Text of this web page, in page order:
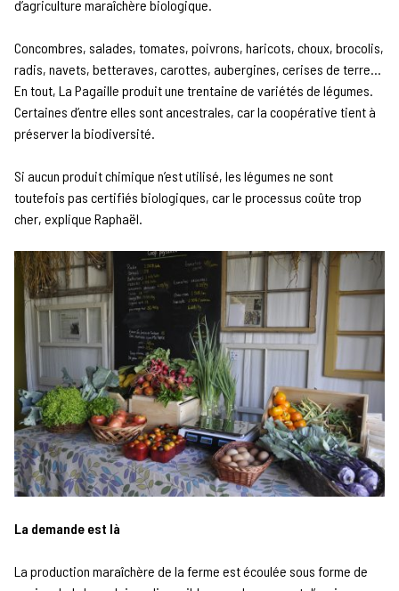
d’agriculture maraîchère biologique.
Concombres, salades, tomates, poivrons, haricots, choux, brocolis,
radis, navets, betteraves, carottes, aubergines, cerises de terre…
En tout, La Pagaille produit une trentaine de variétés de légumes.
Certaines d’entre elles sont ancestrales, car la coopérative tient à
préserver la biodiversité.
Si aucun produit chimique n’est utilisé, les légumes ne sont
toutefois pas certifiés biologiques, car le processus coûte trop
cher, explique Raphaël.
La demande est là
La production maraîchère de la ferme est écoulée sous forme de